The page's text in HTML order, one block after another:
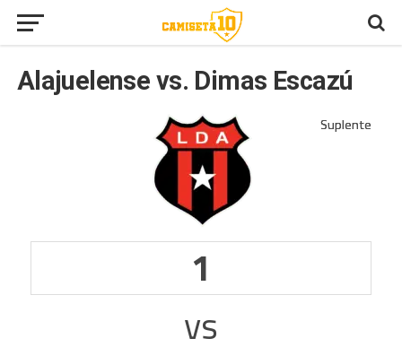
Alajuelense vs. Dimas Escazú
1
vs